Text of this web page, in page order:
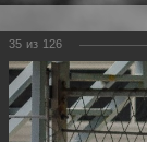
35 из 126